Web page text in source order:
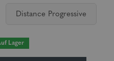
Distance Progressive
Lager